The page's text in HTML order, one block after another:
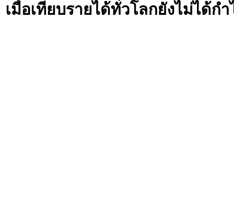
มื่อเทียบรายได้ทั่วโลกยังไม่ได้กำ